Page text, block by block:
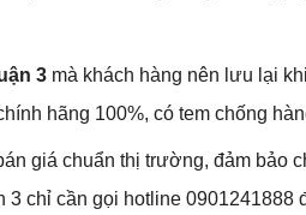
3 mà khách hàng nên lưu lại
hãng 100%, có tem chống
giá chuẩn thị trường, đảm bảo
3 chỉ cần gọi hotline